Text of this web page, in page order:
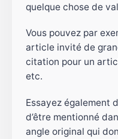
quelque chose de
Vous pouvez par
article invité de
citation pour un
etc.
Essayez également
d’être mentionné
angle original qui